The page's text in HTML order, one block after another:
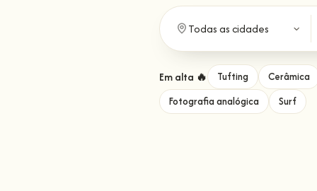
Em alta 🔥 Tufting Cerâmica
Fotografia analógica
Surf